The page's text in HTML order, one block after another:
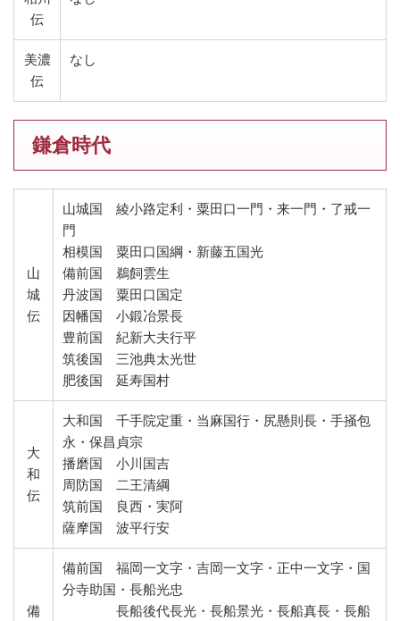
伝
美濃
伝
なし
鎌倉時代
山
城
伝
山城国 綾小路定利・粟田口一門・来一門・了戒一
門
相模国 粟田口国綱・新藤五国光
備前国 鵜飼雲生
丹波国 粟田口国定
因幡国 小鍛冶景長
豊前国 紀新大夫行平
筑後国 三池典太光世
肥後国 延寿国村
大
和
伝
大和国 千手院定重・当麻国行・尻懸則長・手掻包
永・保昌貞宗
播磨国 小川国吉
周防国 二王清綱
筑前国 良西・実阿
薩摩国 波平行安
備
備前国 福岡一文字・吉岡一文字・正中一文字・国
分寺助国・長船光忠
長船後代長光・長船景光・長船真長・長船